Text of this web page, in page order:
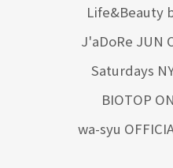
Life&Beauty
J'aDoRe JUN
Saturdays
BIOTOP
wa-syu